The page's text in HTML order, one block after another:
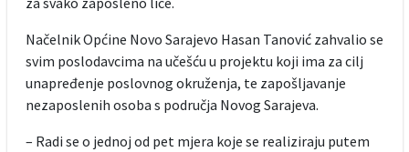
Načelnik Općine Novo Sarajevo Hasan Tanović zahvalio se
svim poslodavcima na učešću u projektu koji ima za cilj
unapređenje poslovnog okruženja, te zapošljavanje
nezaposlenih osoba s područja Novog Sarajeva.
– Radi se o jednoj od pet mjera koje se realiziraju putem